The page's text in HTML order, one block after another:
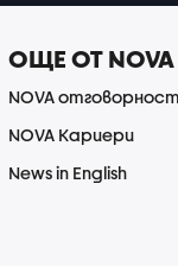
ОЩЕ ОТ NOVA
NOVA отговорност
NOVA Кариери
News in English